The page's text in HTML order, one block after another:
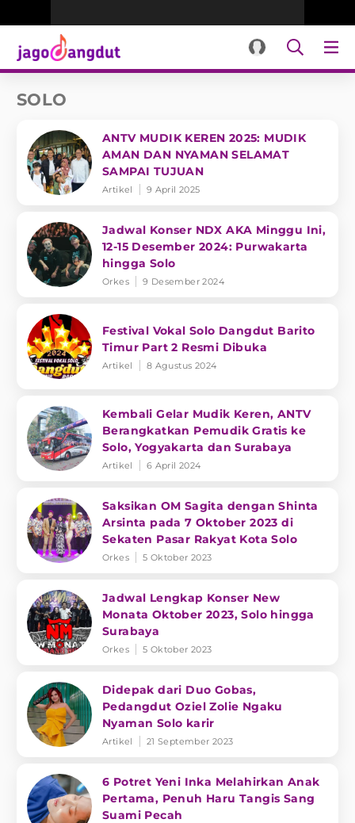
SOLO
ANTV MUDIK KEREN 2025: MUDIK
AMAN DAN NYAMAN SELAMAT
SAMPAI TUJUAN
Artikel 9 April 2025
Jadwal Konser NDX AKA Minggu Ini,
12-15 Desember 2024: Purwakarta
hingga Solo
Orkes 9 Desember 2024
Festival Vokal Solo Dangdut Barito
Timur Part 2 Resmi Dibuka
Artikel 8 Agustus 2024
Kembali Gelar Mudik Keren, ANTV
Berangkatkan Pemudik Gratis ke
Solo, Yogyakarta dan Surabaya
Artikel 6 April 2024
Saksikan OM Sagita dengan Shinta
Arsinta pada 7 Oktober 2023 di
Sekaten Pasar Rakyat Kota Solo
Orkes 5 Oktober 2023
Jadwal Lengkap Konser New
Monata Oktober 2023, Solo hingga
Surabaya
Orkes 5 Oktober 2023
Didepak dari Duo Gobas,
Pedangdut Oziel Zolie Ngaku
Nyaman Solo karir
Artikel 21 September 2023
6 Potret Yeni Inka Melahirkan Anak
Pertama, Penuh Haru Tangis Sang
Suami Pecah